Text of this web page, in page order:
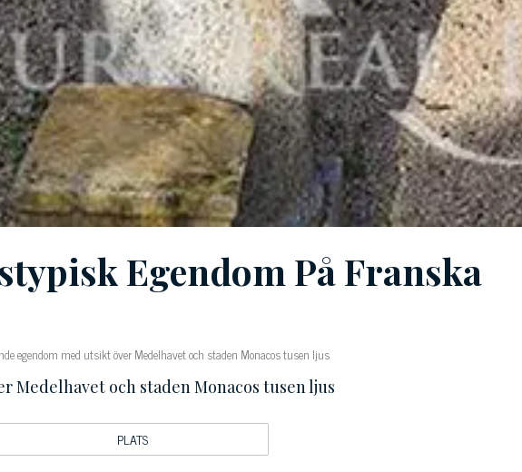
Egendom På Franska
egendom med utsikt över Medelhavet och staden Monacos tusen ljus
och staden Monacos tusen ljus
PLATS